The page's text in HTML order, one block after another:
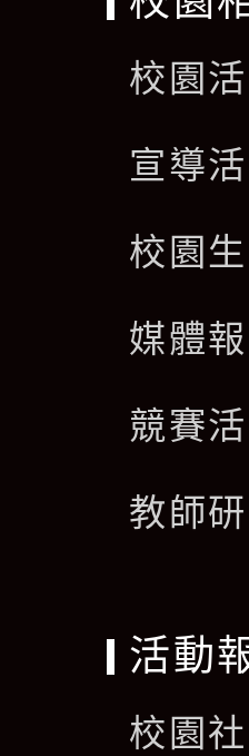
校園
宣導
校園
媒體
競賽
教師
活動
校園